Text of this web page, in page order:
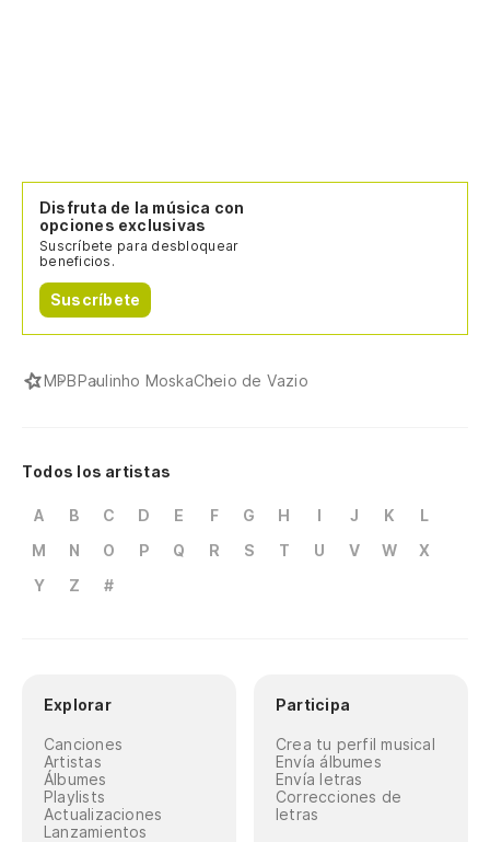
Disfruta de la música con
opciones exclusivas
Suscríbete para desbloquear
beneficios.
Suscríbete
MPBPaulinho MoskaCheio de Vazio
Todos los artistas
A B C D E F G H I J K
L
M
N O P Q R S T U V W
X
Y
Z #
Explorar
Canciones
Artistas
Álbumes
Playlists
Actualizaciones
Lanzamientos
Participa
Crea tu perfil musical
Envía álbumes
Envía letras
Correcciones de
letras